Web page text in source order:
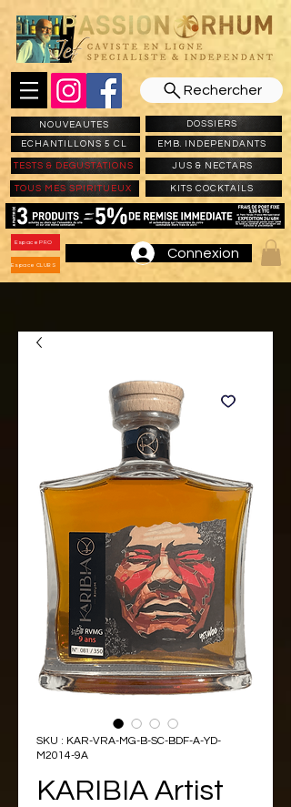
Rechercher
NOUVEAUTES
ECHANTILLONS 5 CL
DOSSIERS
EMB. INDEPENDANTS
TESTS & DEGUSTATIONS JUS & NECTARS
TOUS MES SPIRITUEUX KITS COCKTAILS
Espace PRO
Espace CLUBS
Connexion
SKU : KAR-VRA-MG-B-SC-BDF-A-YD-
M2014-9A
KARIBIA Artist